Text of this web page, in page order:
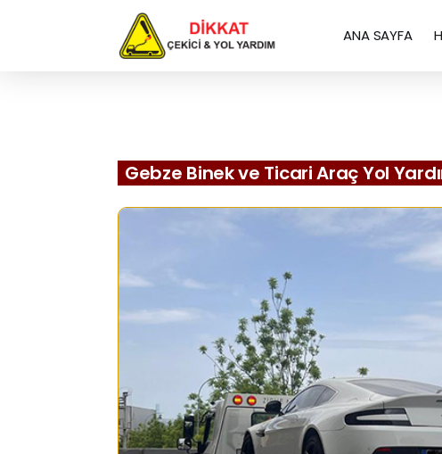
ANA SAYFA
Gebze Binek ve Ticari Araç Yol